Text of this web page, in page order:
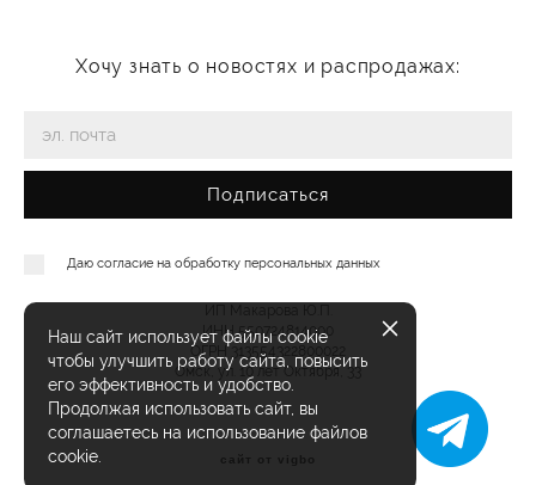
Хочу знать о новостях и распродажах:
Подписаться
Даю согласие на обработку персональных данных
ИНН 550724814000
ОГРН 313554322800022
Омск, ул. 10 лет Октября, 33
сайт от vigbo
Наш сайт использует файлы cookie
чтобы улучшить работу сайта, повысить
его эффективность и удобство.
Продолжая использовать сайт, вы
соглашаетесь на использование файлов
cookie.